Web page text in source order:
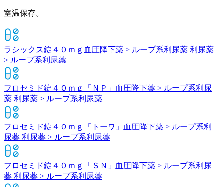
室温保存。
ラシックス錠４０ｍｇ 血圧降下薬 > ループ系利尿薬 利尿薬
> ループ系利尿薬
フロセミド錠４０ｍｇ「ＮＰ」
血圧降下薬 > ループ系利尿
薬 利尿薬 > ループ系利尿薬
フロセミド錠４０ｍｇ「トーワ」
血圧降下薬 > ループ系利
尿薬 利尿薬 > ループ系利尿薬
フロセミド錠４０ｍｇ「ＳＮ」
血圧降下薬 > ループ系利尿
薬 利尿薬 > ループ系利尿薬